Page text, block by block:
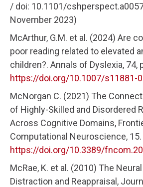
/ doi: 10.1101/
November 2023)
McArthur, G.M. et al. (2024) Are
poor reading related to elevated
children?. Annals of Dyslexia, 74,
https://doi.org/10.1007/s11881-
McNorgan C. (2021) The
of Highly-Skilled and Disordered
Across Cognitive Domains,
Computational Neuroscience, 15.
https://doi.org/10.3389/
McRae, K. et al. (2010) The
Distraction and Reappraisal,